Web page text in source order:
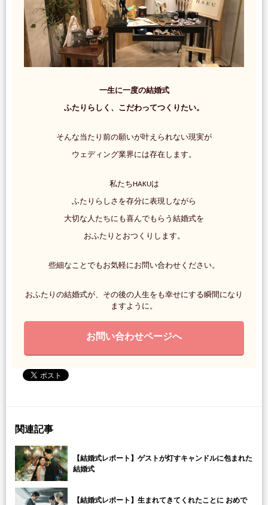
一生に一度の結婚式
ふたりらしく、こだわってつくりたい。
そんな当たり前の願いが叶えられない現実が
ウェディング業界には存在します。
私たちHAKUは
ふたりらしさを存分に表現しながら
大切な人たちにも喜んでもらう結婚式を
おふたりとおつくりします。
些細なことでもお気軽にお問い合わせください。
おふたりの結婚式が、その後の人生をも幸せにする瞬間になり
ますように。
お問い合わせページへ
関連記事
【結婚式レポート】ゲストが灯すキャンドルに包まれた
結婚式
【結婚式レポート】生まれてきてくれたことに おめで